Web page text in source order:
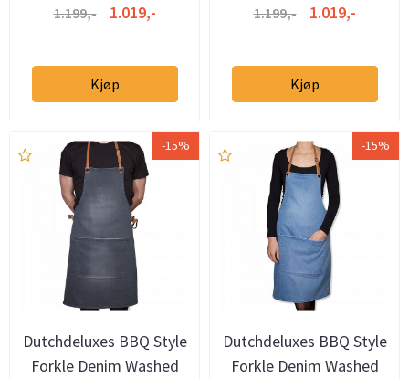
1.199,- 1.019,-
Kjøp
1.199,- 1.019,-
Kjøp
-15%
Dutchdeluxes BBQ Style
Forkle Denim Washed
-15%
Dutchdeluxes BBQ Style
Forkle Denim Washed